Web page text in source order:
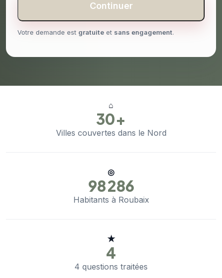
Continuer
Votre demande est gratuite et sans engagement.
⌂
30+
Villes couvertes dans le Nord
◎
98 286
Habitants à Roubaix
★
4
4 questions traitées